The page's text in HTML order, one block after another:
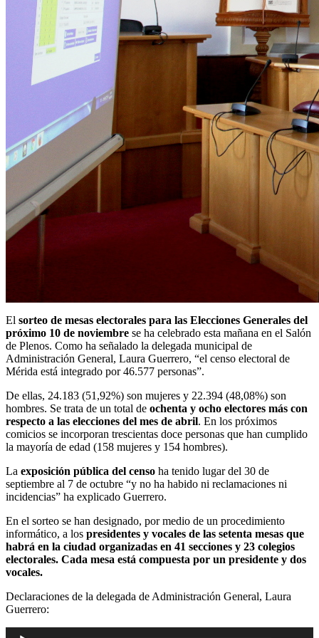
El sorteo de mesas electorales para las Elecciones Generales del
próximo 10 de noviembre se ha celebrado esta mañana en el Salón
de Plenos. Como ha señalado la delegada municipal de
Administración General, Laura Guerrero, “el censo electoral de
Mérida está integrado por 46.577 personas”.
De ellas, 24.183 (51,92%) son mujeres y 22.394 (48,08%) son
hombres. Se trata de un total de ochenta y ocho electores más con
respecto a las elecciones del mes de abril. En los próximos
comicios se incorporan trescientas doce personas que han cumplido
la mayoría de edad (158 mujeres y 154 hombres).
La exposición pública del censo ha tenido lugar del 30 de
septiembre al 7 de octubre “y no ha habido ni reclamaciones ni
incidencias” ha explicado Guerrero.
En el sorteo se han designado, por medio de un procedimiento
informático, a los presidentes y vocales de las setenta mesas que
habrá en la ciudad organizadas en 41 secciones y 23 colegios
electorales. Cada mesa está compuesta por un presidente y dos
vocales.
Declaraciones de la delegada de Administración General, Laura
Guerrero:
Reproductor